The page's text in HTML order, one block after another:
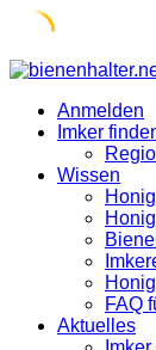
Skip
contentAnmelden
Imker
Wissen
FAQ
Aktuelles